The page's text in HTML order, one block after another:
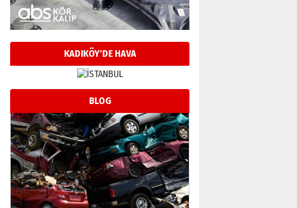
KADIKÖY'DE HAVA
BLOG